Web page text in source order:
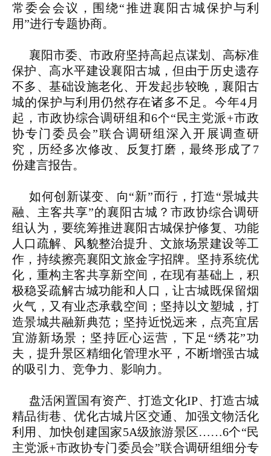
常委会会议，围绕“推进襄阳古城保护与利
用”进行专题协商。
襄阳市委、市政府坚持高起点谋划、高标准
保护、高水平建设襄阳古城，但由于历史遗存
不多、基础设施老化、开发起步较晚，襄阳古
城的保护与利用仍然存在诸多不足。今年4月
起，市政协综合调研组和6个“民主党派+市政
协专门委员会”联合调研组深入开展调查研
究，历经多次修改、反复打磨，最终形成了7
份建言报告。
如何创新谋变、向“新”而行，打造“景城共
融、主客共享”的襄阳古城？市政协综合调研
组认为，要统筹推进襄阳古城保护修复、功能
人口疏解、风貌整治提升、文旅场景建设等工
作，持续擦亮襄阳文旅金字招牌。坚持系统优
化，重构主客共享新空间，在现有基础上，积
极稳妥疏解古城功能和人口，让古城既保留烟
火气，又有业态承载空间；坚持以文塑城，打
造景城共融新典范；坚持近悦远来，点亮宜居
宜游新场景；坚持匠心运营，下足“绣花”功
夫，提升景区精细化管理水平，不断增强古城
的吸引力、竞争力、影响力。
盘活闲置国有资产、打造文化IP、打造古城
精品街巷、优化古城片区交通、加强文物活化
利用、加快创建国家5A级旅游景区……6个“民
主党派+市政协专门委员会”联合调研组细分专